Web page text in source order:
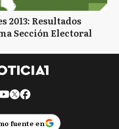
2013: Resultados
Sección Electoral
fuente en